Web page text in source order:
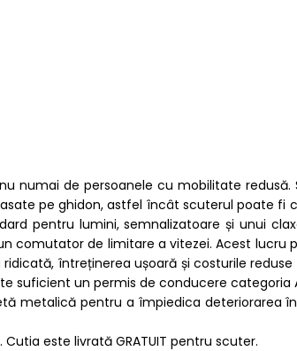
numai de persoanele cu mobilitate
pe ghidon, astfel încât scuterul poate fi
pentru lumini, semnalizatoare și unui
de limitare a vitezei​. Acest lucru
întreținerea ușoară și costurile
suficient un permis de conducere categoria
pentru a împiedica deteriorarea
este livrată GRATUIT pentru scuter.